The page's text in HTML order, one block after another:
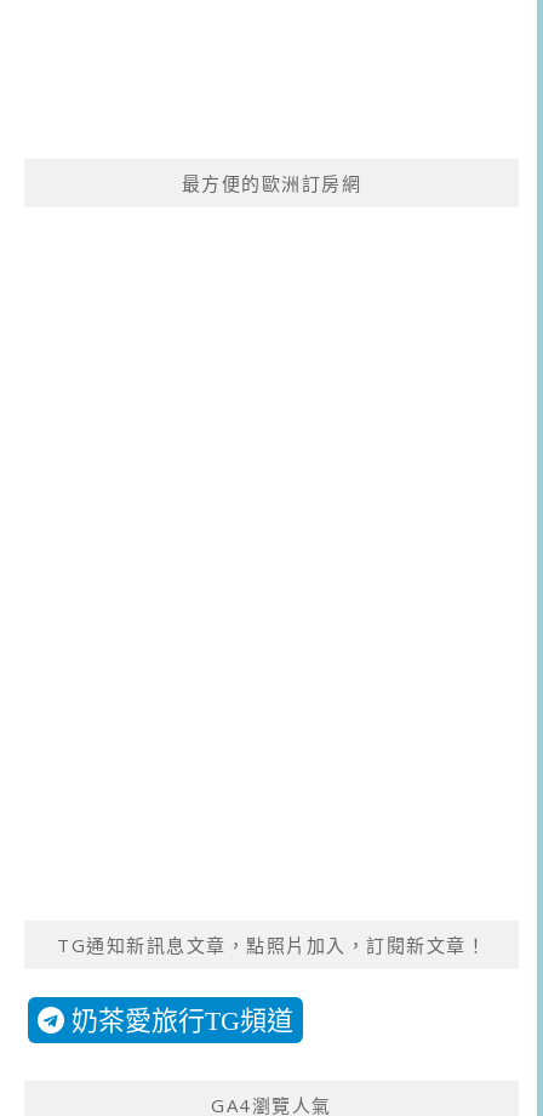
最方便的歐洲訂房網
TG通知新訊息文章，點照片加入，訂閱新文章！
奶茶愛旅行TG頻道
GA4瀏覽人氣